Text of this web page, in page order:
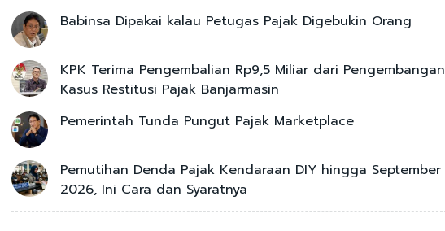
Babinsa Dipakai kalau Petugas Pajak Digebukin Orang
KPK Terima Pengembalian Rp9,5 Miliar dari Pengembangan
Kasus Restitusi Pajak Banjarmasin
Pemerintah Tunda Pungut Pajak Marketplace
Pemutihan Denda Pajak Kendaraan DIY hingga September
2026, Ini Cara dan Syaratnya